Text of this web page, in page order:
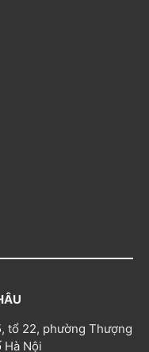
tổ 22, phường Thượng
Hà Nội